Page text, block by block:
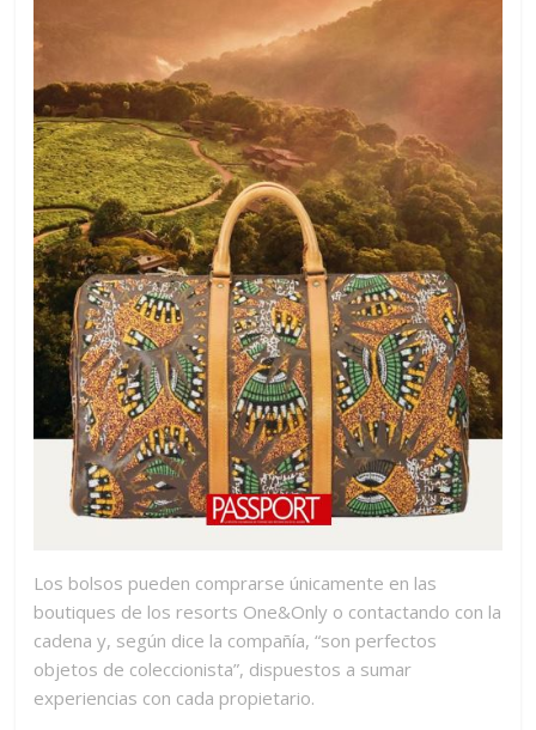
Los bolsos pueden comprarse únicamente en las
boutiques de los resorts One&Only o contactando con la
cadena y, según dice la compañía, “son perfectos
objetos de coleccionista”, dispuestos a sumar
experiencias con cada propietario.